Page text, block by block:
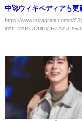
中🚀ウィキペディアも更
https://www.instagram.com/p/